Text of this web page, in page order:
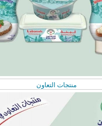
منتجات التعاون